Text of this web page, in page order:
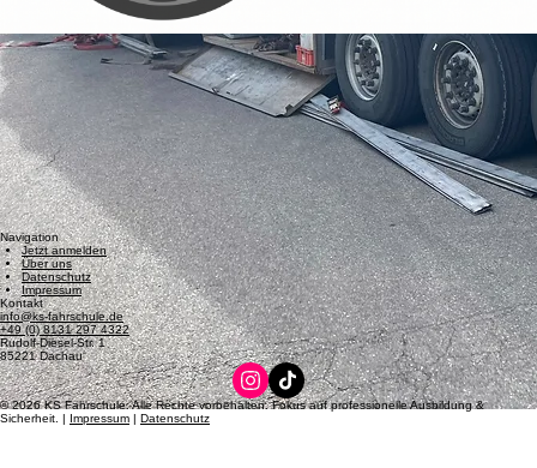
Navigation
Jetzt anmelden
Über uns
Datenschutz
Impressum
Kontakt